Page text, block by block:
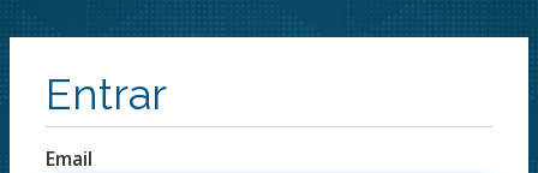
Entrar
Email